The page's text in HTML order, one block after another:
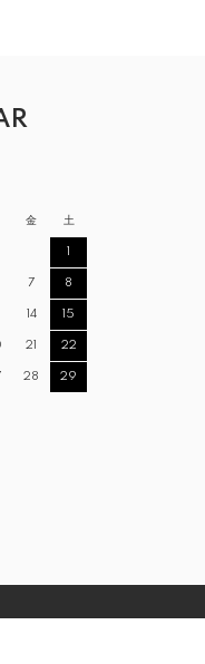
金 土
1
7 8
14 15
21 22
28 29